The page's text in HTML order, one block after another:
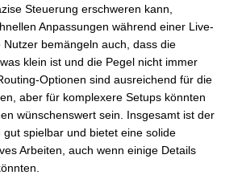
Steuerung erschweren kann,
Anpassungen während einer Live-
Nutzer bemängeln auch, dass die
klein ist und die Pegel nicht immer
Optionen sind ausreichend für die
aber für komplexere Setups könnten
wünschenswert sein. Insgesamt ist der
spielbar und bietet eine solide
Arbeiten, auch wenn einige Details